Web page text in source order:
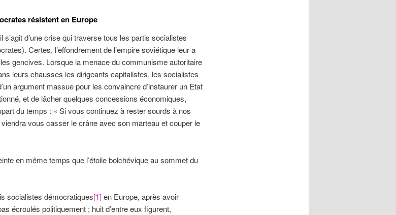
résistent en Europe
s’agit d’une crise qui traverse tous les partis socialistes
Certes, l’effondrement de l’empire soviétique leur a
gencives. Lorsque la menace du communisme autoritaire
leurs chausses les dirigeants capitalistes, les socialistes
argument massue pour les convaincre d’instaurer un Etat
et de lâcher quelques concessions économiques,
du temps : « Si vous continuez à rester sourds à nos
viendra vous casser le crâne avec son marteau et couper le
en même temps que l’étoile bolchévique au sommet du
socialistes démocratiques[1]en Europe, après avoir
écroulés politiquement ; huit d’entre eux figurent,